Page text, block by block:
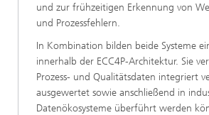
und zur frühzeitigen Erkennung von
und Prozessfehlern.
In Kombination bilden beide Systeme
innerhalb der ECC4P-Architektur. Sie
Prozess- und Qualitätsdaten integriert
ausgewertet sowie anschließend in
Datenökosysteme überführt werden